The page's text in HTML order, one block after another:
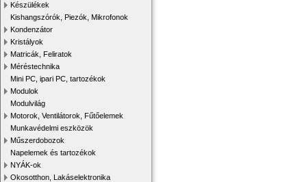
Készülékek
Kishangszórók, Piezók, Mikrofonok
Kondenzátor
Kristályok
Matricák, Feliratok
Méréstechnika
Mini PC, ipari PC, tartozékok
Modulok
Modulvilág
Motorok, Ventilátorok, Fűtőelemek
Munkavédelmi eszközök
Műszerdobozok
Napelemek és tartozékok
NYÁK-ok
Okosotthon, Lakáselektronika